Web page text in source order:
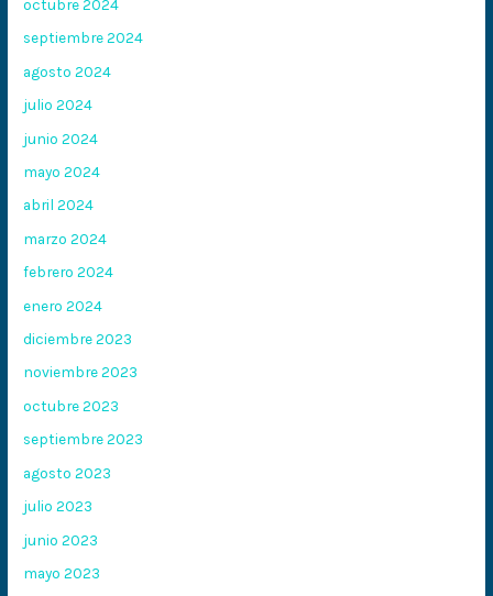
octubre 2024
septiembre 2024
agosto 2024
julio 2024
junio 2024
mayo 2024
abril 2024
marzo 2024
febrero 2024
enero 2024
diciembre 2023
noviembre 2023
octubre 2023
septiembre 2023
agosto 2023
julio 2023
junio 2023
mayo 2023